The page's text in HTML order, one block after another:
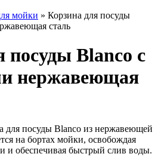
мойки » Корзина для посуды
сталь
посуды Blanco с
нержавеющая
для посуды Blanco из нержавеющей
на бортах мойки, освобождая
и обеспечивая быстрый слив воды.